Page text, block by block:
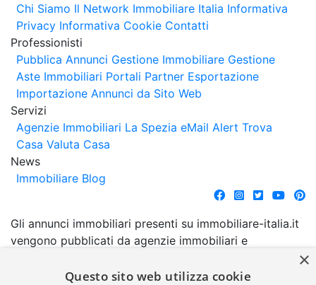
Chi Siamo Il Network Immobiliare Italia Informativa
Privacy Informativa Cookie Contatti
Professionisti
Pubblica Annunci Gestione Immobiliare Gestione
Aste Immobiliari Portali Partner Esportazione
Importazione Annunci da Sito Web
Servizi
Agenzie Immobiliari La Spezia eMail Alert Trova
Casa Valuta Casa
News
Immobiliare Blog
Gli annunci immobiliari presenti su immobiliare-italia.it
vengono pubblicati da agenzie immobiliari e
comporta l'approvazione o l'avallo da parte di
×
Questo sito web utilizza cookie